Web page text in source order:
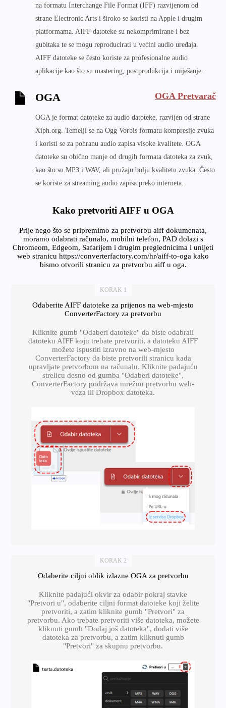
na formatu Interchange File Format (IFF) razvijenom od
strane Electronic Arts i široko se koristi na Apple i drugim
platformama. AIFF datoteke su nekomprimirane i bez
gubitaka te se mogu reproducirati u većini audio uređaja.
AIFF datoteke se često koriste za profesionalne audio
aplikacije kao što su mastering, postprodukcija i miješanje.
OGA OGA Pretvarač
OGA je format datoteke za audio datoteke, razvijen od strane
Xiph.org. Temelji se na Ogg Vorbis formatu kompresije zvuka
i koristi se za pohranu audio zapisa visoke kvalitete. OGA
datoteke su obično manje od drugih formata datoteka za zvuk,
kao što su MP3 i WAV, ali pružaju bolju kvalitetu zvuka. Često
se koriste za streaming audio zapisa preko interneta.
Kako pretvoriti AIFF u OGA
Prije nego što se pripremimo za pretvorbu aiff dokumenata,
moramo odabrati računalo, mobilni telefon, PAD dolazi s
Chromeom, Edgeom, Safarijem i drugim preglednicima i unijeti
web stranicu https://converterfactory.com/hr/aiff-to-oga kako
bismo otvorili stranicu za pretvorbu aiff u oga.
KORAK 1
Odaberite AIFF datoteke za prijenos na web-mjesto
ConverterFactory za pretvorbu
Kliknite gumb "Odaberi datoteke" da biste odabrali
datoteku AIFF koju trebate pretvoriti, a datoteku AIFF
možete ispustiti izravno na web-mjesto
ConverterFactory da biste pretvorili stranicu kada
upravljate pretvorbom na računalu. Kliknite padajuću
strelicu desno od gumba "Odaberi datoteke",
ConverterFactory podržava mrežnu pretvorbu web-
veza ili Dropbox datoteka.
KORAK 2
Odaberite ciljni oblik izlazne OGA za pretvorbu
Kliknite padajući okvir za odabir pokraj stavke
"Pretvori u", odaberite ciljni format datoteke koji želite
pretvoriti, a zatim kliknite gumb "Pretvori" za
pretvorbu. Ako trebate pretvoriti više datoteka, možete
kliknuti gumb "Dodaj još datoteka", dodati više
datoteka za pretvorbu, a zatim kliknuti gumb
"Pretvori" za skupnu pretvorbu.